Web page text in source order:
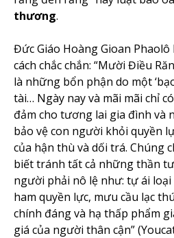
thương.
Đức Giáo Hoàng Gioan
cách chắc chắn: “Mười Điều
là những bổn phận do một
tài… Ngày nay và mãi mãi chỉ
đảm cho tương lai gia đình và
bảo vệ con người khỏi quyền
của hận thù và dối trá. Chúng
biết tránh tất cả những thần
người phải nô lệ như: tự ái loại
ham quyền lực, mưu cầu lạc
chính đáng và hạ thấp phẩm
giá của người thân cận”